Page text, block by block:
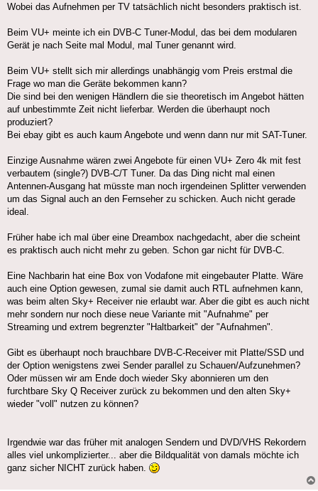
Wobei das Aufnehmen per TV tatsächlich nicht besonders praktisch ist.
Beim VU+ meinte ich ein DVB-C Tuner-Modul, das bei dem modularen
Gerät je nach Seite mal Modul, mal Tuner genannt wird.
Beim VU+ stellt sich mir allerdings unabhängig vom Preis erstmal die
Frage wo man die Geräte bekommen kann?
Die sind bei den wenigen Händlern die sie theoretisch im Angebot hätten
auf unbestimmte Zeit nicht lieferbar. Werden die überhaupt noch
produziert?
Bei ebay gibt es auch kaum Angebote und wenn dann nur mit SAT-Tuner.
Einzige Ausnahme wären zwei Angebote für einen VU+ Zero 4k mit fest
verbautem (single?) DVB-C/T Tuner. Da das Ding nicht mal einen
Antennen-Ausgang hat müsste man noch irgendeinen Splitter verwenden
um das Signal auch an den Fernseher zu schicken. Auch nicht gerade
ideal.
Früher habe ich mal über eine Dreambox nachgedacht, aber die scheint
es praktisch auch nicht mehr zu geben. Schon gar nicht für DVB-C.
Eine Nachbarin hat eine Box von Vodafone mit eingebauter Platte. Wäre
auch eine Option gewesen, zumal sie damit auch RTL aufnehmen kann,
was beim alten Sky+ Receiver nie erlaubt war. Aber die gibt es auch nicht
mehr sondern nur noch diese neue Variante mit "Aufnahme" per
Streaming und extrem begrenzter "Haltbarkeit" der "Aufnahmen".
Gibt es überhaupt noch brauchbare DVB-C-Receiver mit Platte/SSD und
der Option wenigstens zwei Sender parallel zu Schauen/Aufzunehmen?
Oder müssen wir am Ende doch wieder Sky abonnieren um den
furchtbare Sky Q Receiver zurück zu bekommen und den alten Sky+
wieder "voll" nutzen zu können?
Irgendwie war das früher mit analogen Sendern und DVD/VHS Rekordern
alles viel unkomplizierter... aber die Bildqualität von damals möchte ich
ganz sicher NICHT zurück haben.